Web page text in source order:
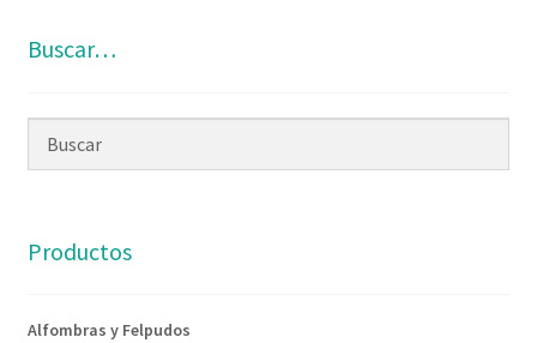
Buscar…
Productos
Alfombras y Felpudos